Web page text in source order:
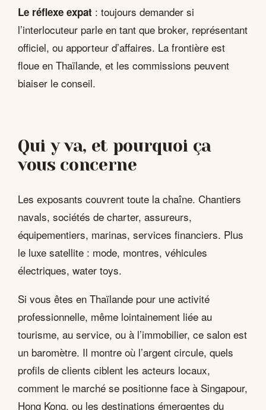
Le réflexe expat : toujours demander si
l’interlocuteur parle en tant que broker, représentant
officiel, ou apporteur d’affaires. La frontière est
floue en Thaïlande, et les commissions peuvent
biaiser le conseil.
Qui y va, et pourquoi ça
vous concerne
Les exposants couvrent toute la chaîne. Chantiers
navals, sociétés de charter, assureurs,
équipementiers, marinas, services financiers. Plus
le luxe satellite : mode, montres, véhicules
électriques, water toys.
Si vous êtes en Thaïlande pour une activité
professionnelle, même lointainement liée au
tourisme, au service, ou à l’immobilier, ce salon est
un baromètre. Il montre où l’argent circule, quels
profils de clients ciblent les acteurs locaux,
comment le marché se positionne face à Singapour,
Hong Kong, ou les destinations émergentes du